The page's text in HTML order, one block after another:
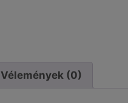
Vélemények (0)